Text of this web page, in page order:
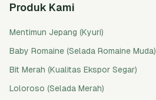
Produk Kami
Mentimun Jepang (Kyuri)
Baby Romaine (Selada Romaine Muda)
Bit Merah (Kualitas Ekspor Segar)
Loloroso (Selada Merah)